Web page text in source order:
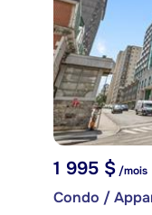
1 995 $/mois
Condo /